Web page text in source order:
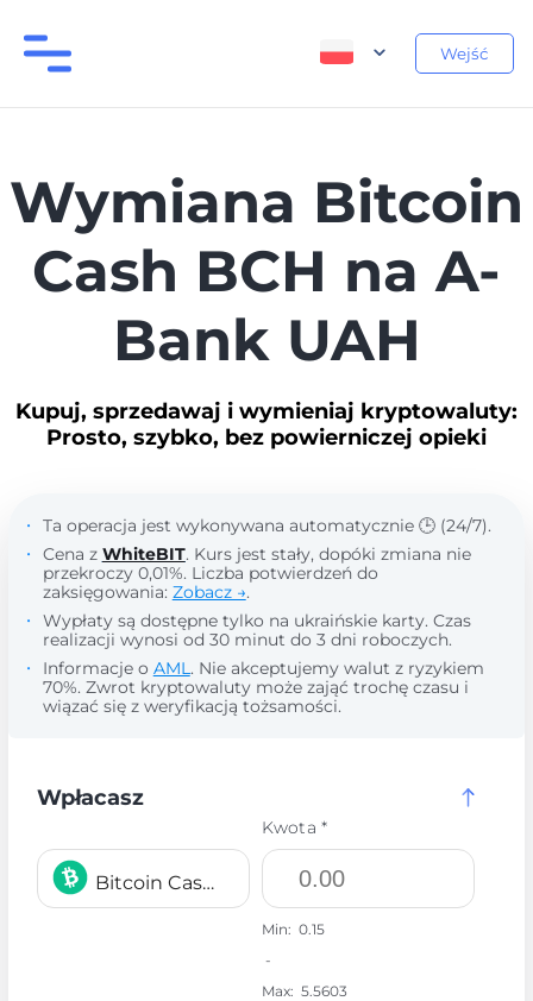
Wejść
Wymiana Bitcoin
Cash BCH na A-
Bank UAH
Kupuj, sprzedawaj i wymieniaj kryptowaluty:
Prosto, szybko, bez powierniczej opieki
Ta operacja jest wykonywana automatycznie 🕒 (24/7).
Cena z WhiteBIT. Kurs jest stały, dopóki zmiana nie
przekroczy 0,01%. Liczba potwierdzeń do
zaksięgowania: Zobacz →.
Wypłaty są dostępne tylko na ukraińskie karty. Czas
realizacji wynosi od 30 minut do 3 dni roboczych.
Informacje o AML. Nie akceptujemy walut z ryzykiem
70%. Zwrot kryptowaluty może zająć trochę czasu i
wiązać się z weryfikacją tożsamości.
Wpłacasz
Bitcoin Cash BCH
Kwota *
Min: 0.15
-
Max: 5.5603